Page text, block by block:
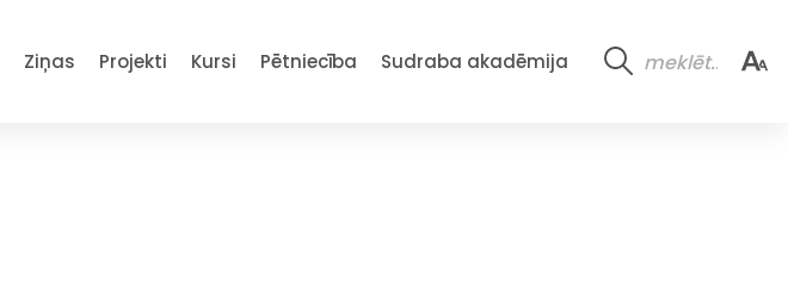
Ziņas Projekti Kursi Pētniecība Sudraba akadēmija